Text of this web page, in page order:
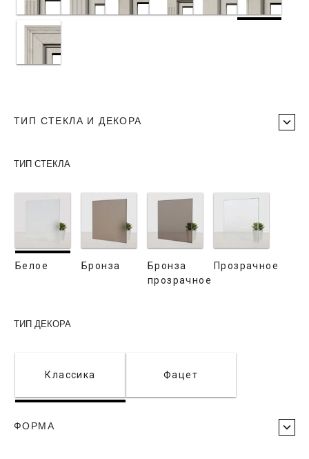
ТИП СТЕКЛА И ДЕКОРА
ТИП СТЕКЛА
Белое Бронза
Бронза
прозрачное
Прозрачное
ТИП ДЕКОРА
Классика Фацет
ФОРМА